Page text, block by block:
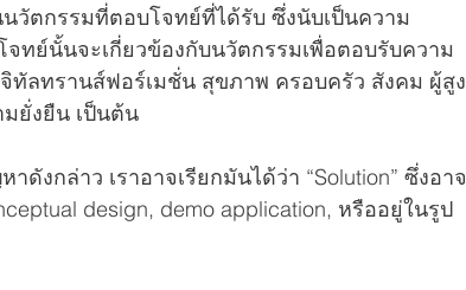
วัตกรรมที่ตอบโจทย์ที่ได้รับ ซึ่งนับเป็นความ
ทย์นั้นจะเกี่ยวข้องกับนวัตกรรมเพื่อตอบรับความ
ทัลทรานส์ฟอร์เมชั่น สุขภาพ ครอบครัว สังคม ผู้สูง
ยั่งยืน เป็นต้น
งกล่าว เราอาจเรียกมันได้ว่า “Solution” ซึ่งอาจ
design, demo application, หรืออยู่ในรูป